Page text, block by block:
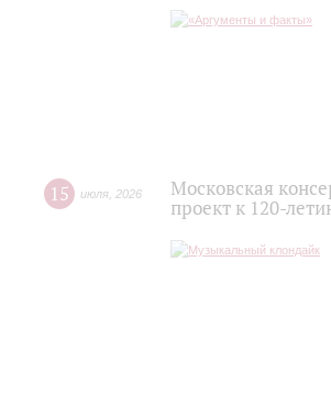
15 июля 2026
Московская
проект к 120-